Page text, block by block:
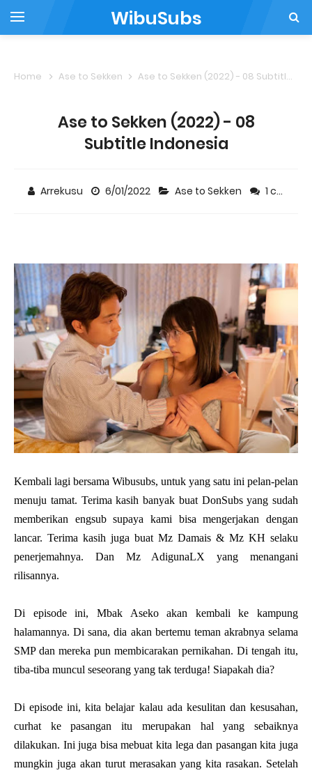
WibuSubs
Home Ase to Sekken Ase to Sekken (2022) - 08 Subtitle Indonesia
Ase to Sekken (2022) - 08
Subtitle Indonesia
Arrekusu 6/01/2022 Ase to Sekken 1 comment
Kembali lagi bersama Wibusubs, untuk yang satu ini pelan-pelan
menuju tamat. Terima kasih banyak buat DonSubs yang sudah
memberikan engsub supaya kami bisa mengerjakan dengan
lancar. Terima kasih juga buat Mz Damais & Mz KH selaku
penerjemahnya. Dan Mz AdigunaLX yang menangani
rilisannya.
Di episode ini, Mbak Aseko akan kembali ke kampung
halamannya. Di sana, dia akan bertemu teman akrabnya selama
SMP dan mereka pun membicarakan pernikahan. Di tengah itu,
tiba-tiba muncul seseorang yang tak terduga! Siapakah dia?
Di episode ini, kita belajar kalau ada kesulitan dan kesusahan,
curhat ke pasangan itu merupakan hal yang sebaiknya
dilakukan. Ini juga bisa mebuat kita lega dan pasangan kita juga
mungkin juga akan turut merasakan yang kita rasakan. Setelah